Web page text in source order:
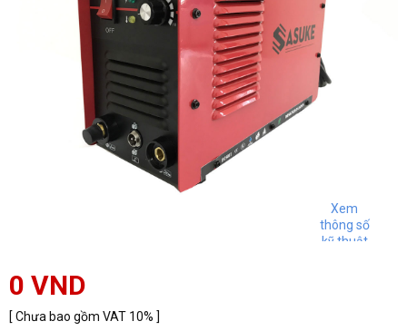
Xem
thông số
kỹ thuật
0 VND
[ Chưa bao gồm VAT 10% ]